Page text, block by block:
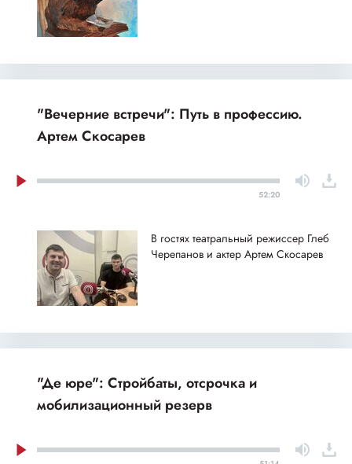
"Вечерние встречи": Путь в профессию.
Артем Скосарев
52:20
В гостях театральный режиссер Глеб
Черепанов и актер Артем Скосарев
"Де юре": Стройбаты, отсрочка и
мобилизационный резерв